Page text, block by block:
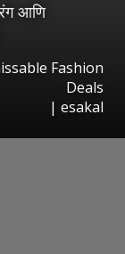
आणि
Fashion
Deals
| esakal